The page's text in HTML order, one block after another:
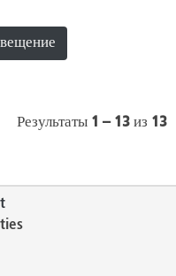
Результаты 1 – 13 из 13